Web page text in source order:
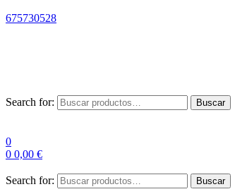
675730528
Search for: Buscar
0
0 0,00 €
Search for: Buscar